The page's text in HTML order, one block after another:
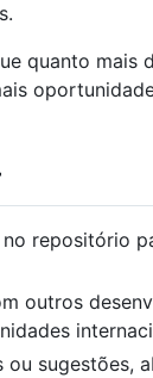
quanto mais
repositório
outros
ou sugestões,